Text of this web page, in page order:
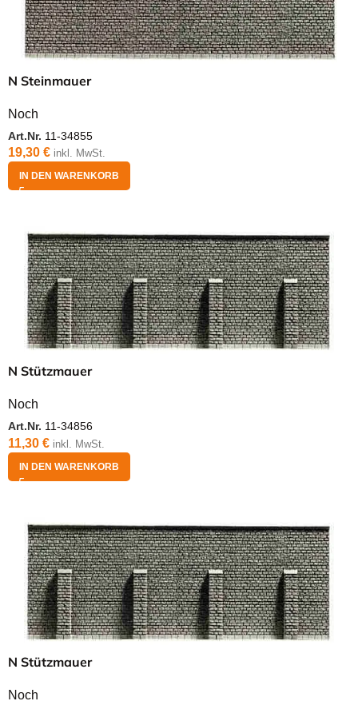
N Steinmauer
Noch
Art.Nr. 11-34855
19,30 € inkl. MwSt.
IN DEN WARENKORB
N Stützmauer
Noch
Art.Nr. 11-34856
11,30 € inkl. MwSt.
IN DEN WARENKORB
N Stützmauer
Noch